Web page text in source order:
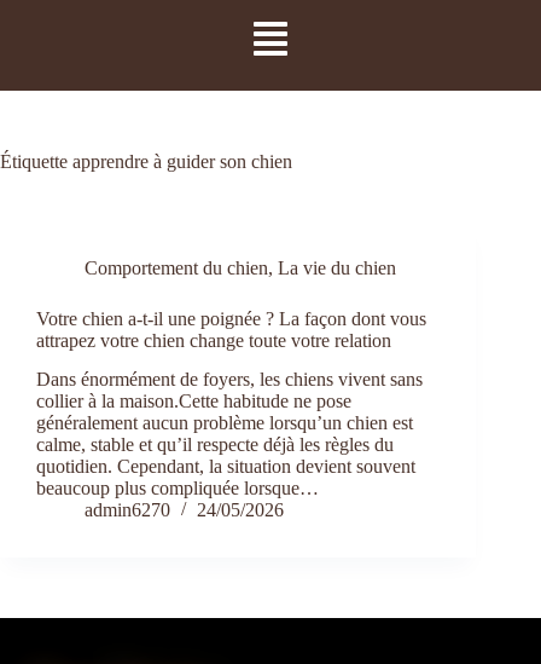
Étiquette apprendre à guider son chien
Comportement du chien, La vie du chien
Votre chien a-t-il une poignée ? La façon dont vous
attrapez votre chien change toute votre relation
Dans énormément de foyers, les chiens vivent sans
collier à la maison.Cette habitude ne pose
généralement aucun problème lorsqu’un chien est
calme, stable et qu’il respecte déjà les règles du
quotidien. Cependant, la situation devient souvent
beaucoup plus compliquée lorsque…
admin6270
24/05/2026